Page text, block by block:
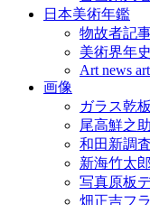
日本美術年鑑
物故者記
美術界年史
Art news
画像
ガラス乾板
尾高鮮之
和田新調
新海竹太
写真原板
畑正吉フ